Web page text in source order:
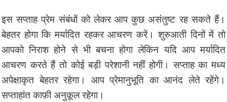
इस सप्ताह प्रेम संबंधों को लेकर आप कुछ असंतुष्ट रह सकते हैं।
बेहतर होगा कि मर्यादित रहकर आचरण करें। शुरुआती दिनों में तो
आपको निराश होने से भी बचना होगा लेकिन यदि आप मर्यादित
आचरण करते हैं तो कोई बड़ी परेशानी नहीं होगी। सप्ताह का मध्य
अपेक्षाकृत बेहतर रहेगा। आप प्रेमानुभूति का आनंद लेते रहेंगे।
सप्ताहांत काफ़ी अनुकूल रहेगा।